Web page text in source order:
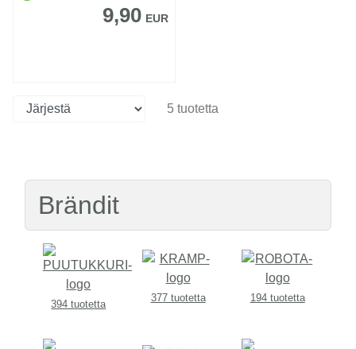
9,90 EUR
5 tuotetta
Brändit
394 tuotetta
377 tuotetta 194 tuotetta